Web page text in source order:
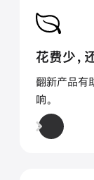
花费少，
翻新产品有
响。